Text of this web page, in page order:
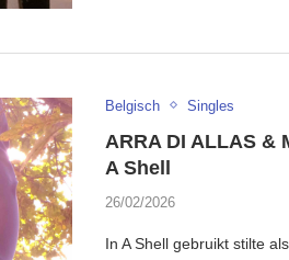
Belgisch Singles
ARRA DI ALLAS &
A Shell
26/02/2026
In A Shell gebruikt stilte